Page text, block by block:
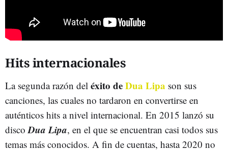
Hits internacionales
La segunda razón del éxito deDua Lipa son sus
canciones, las cuales no tardaron en convertirse en
auténticos hits a nivel internacional. En 2015 lanzó su
discoDua Lipa, en el que se encuentran casi todos sus
temas más conocidos. A fin de cuentas, hasta 2020 no